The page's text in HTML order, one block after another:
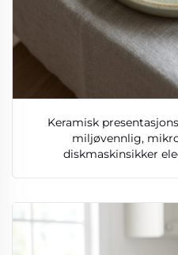
Keramisk
miljøvennlig,
diskmaskinsikker